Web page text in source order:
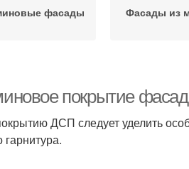
фасады Фасады из
фасадах покрытие
ДСП следует уделить
гарнитура.